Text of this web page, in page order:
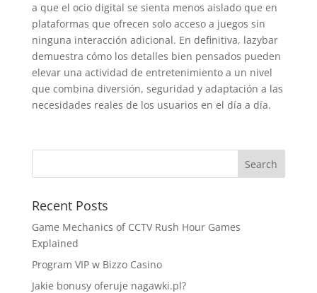
a que el ocio digital se sienta menos aislado que en
plataformas que ofrecen solo acceso a juegos sin
ninguna interacción adicional. En definitiva, lazybar
demuestra cómo los detalles bien pensados pueden
elevar una actividad de entretenimiento a un nivel
que combina diversión, seguridad y adaptación a las
necesidades reales de los usuarios en el día a día.
Recent Posts
Game Mechanics of CCTV Rush Hour Games
Explained
Program VIP w Bizzo Casino
Jakie bonusy oferuje nagawki.pl?